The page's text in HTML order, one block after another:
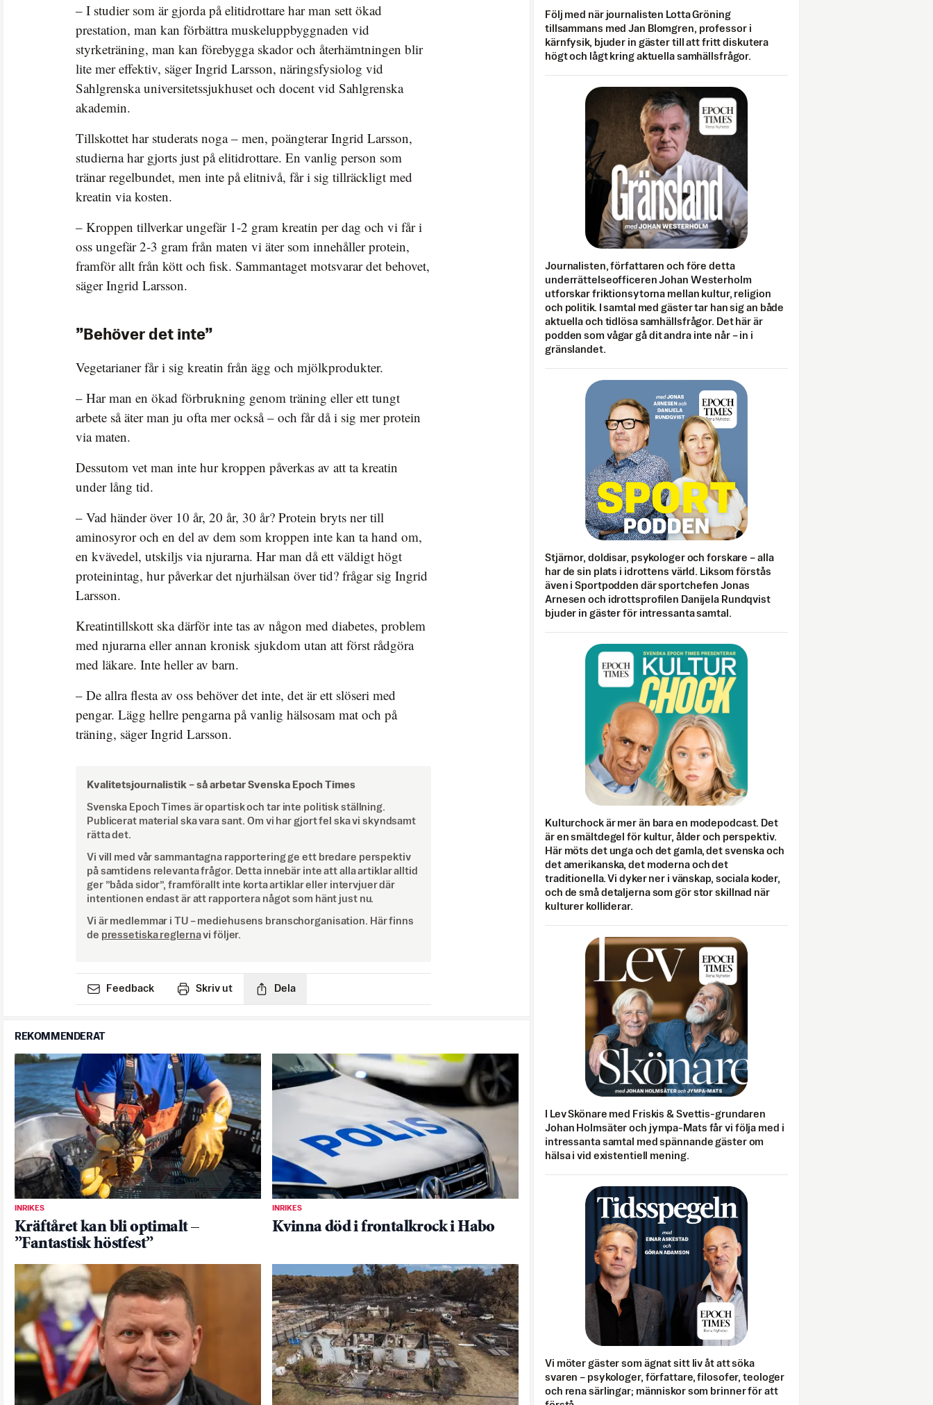
– I studier som är gjorda på elitidrottare har man sett ökad
prestation, man kan förbättra muskeluppbyggnaden vid
styrketräning, man kan förebygga skador och återhämtningen blir
lite mer effektiv, säger Ingrid Larsson, näringsfysiolog vid
Sahlgrenska universitetssjukhuset och docent vid Sahlgrenska
akademin.
Tillskottet har studerats noga – men, poängterar Ingrid Larsson,
studierna har gjorts just på elitidrottare. En vanlig person som
tränar regelbundet, men inte på elitnivå, får i sig tillräckligt med
kreatin via kosten.
– Kroppen tillverkar ungefär 1-2 gram kreatin per dag och vi får i
oss ungefär 2-3 gram från maten vi äter som innehåller protein,
framför allt från kött och fisk. Sammantaget motsvarar det behovet,
säger Ingrid Larsson.
”Behöver det inte”
Vegetarianer får i sig kreatin från ägg och mjölkprodukter.
– Har man en ökad förbrukning genom träning eller ett tungt
arbete så äter man ju ofta mer också – och får då i sig mer protein
via maten.
Dessutom vet man inte hur kroppen påverkas av att ta kreatin
under lång tid.
– Vad händer över 10 år, 20 år, 30 år? Protein bryts ner till
aminosyror och en del av dem som kroppen inte kan ta hand om,
en kvävedel, utskiljs via njurarna. Har man då ett väldigt högt
proteinintag, hur påverkar det njurhälsan över tid? frågar sig Ingrid
Larsson.
Kreatintillskott ska därför inte tas av någon med diabetes, problem
med njurarna eller annan kronisk sjukdom utan att först rådgöra
med läkare. Inte heller av barn.
– De allra flesta av oss behöver det inte, det är ett slöseri med
pengar. Lägg hellre pengarna på vanlig hälsosam mat och på
träning, säger Ingrid Larsson.
Kvalitetsjournalistik – så arbetar Svenska Epoch Times
Svenska Epoch Times är opartisk och tar inte politisk ställning.
Publicerat material ska vara sant. Om vi har gjort fel ska vi skyndsamt
rätta det.
Vi vill med vår sammantagna rapportering ge ett bredare perspektiv
på samtidens relevanta frågor. Detta innebär inte att alla artiklar alltid
ger ”båda sidor”, framförallt inte korta artiklar eller intervjuer där
intentionen endast är att rapportera något som hänt just nu.
Vi är medlemmar i TU – mediehusens branschorganisation. Här finns
de pressetiska reglernavi följer.
Feedback Skriv ut Dela
REKOMMENDERAT
INRIKES
Kräftåret kan bli optimalt –
”Fantastisk höstfest”
INRIKES
Kvinna död i frontalkrock i Habo
Följ med när journalisten Lotta Gröning
tillsammans med Jan Blomgren, professor i
kärnfysik, bjuder in gäster till att fritt diskutera
högt och lågt kring aktuella samhällsfrågor.
Journalisten, författaren och före detta
underrättelseofficeren Johan Westerholm
utforskar friktionsytorna mellan kultur, religion
och politik. I samtal med gäster tar han sig an både
aktuella och tidlösa samhällsfrågor. Det här är
podden som vågar gå dit andra inte når – in i
gränslandet.
Stjärnor, doldisar, psykologer och forskare – alla
har de sin plats i idrottens värld. Liksom förstås
även i Sportpodden där sportchefen Jonas
Arnesen och idrottsprofilen Danijela Rundqvist
bjuder in gäster för intressanta samtal.
Kulturchock är mer än bara en modepodcast. Det
är en smältdegel för kultur, ålder och perspektiv.
Här möts det unga och det gamla, det svenska och
det amerikanska, det moderna och det
traditionella. Vi dyker ner i vänskap, sociala koder,
och de små detaljerna som gör stor skillnad när
kulturer kolliderar.
I Lev Skönare med Friskis & Svettis-grundaren
Johan Holmsäter och jympa-Mats får vi följa med i
intressanta samtal med spännande gäster om
hälsa i vid existentiell mening.
Vi möter gäster som ägnat sitt liv åt att söka
svaren – psykologer, författare, filosofer, teologer
och rena särlingar; människor som brinner för att